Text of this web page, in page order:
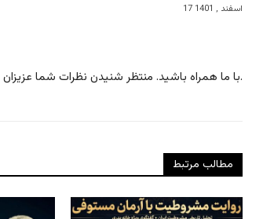
17 اسفند , 1401
با ما همراه باشید. منتظر شنیدن نظرات شما عزیزان در ارتباط با این برنامه هستیم.
مطالب مرتبط